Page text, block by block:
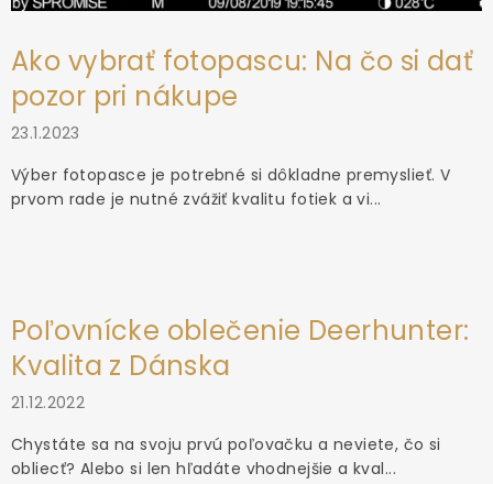
Ako vybrať fotopascu: Na čo si dať
pozor pri nákupe
23.1.2023
Výber fotopasce je potrebné si dôkladne premyslieť. V
prvom rade je nutné zvážiť kvalitu fotiek a vi...
Poľovnícke oblečenie Deerhunter:
Kvalita z Dánska
21.12.2022
Chystáte sa na svoju prvú poľovačku a neviete, čo si
obliecť? Alebo si len hľadáte vhodnejšie a kval...